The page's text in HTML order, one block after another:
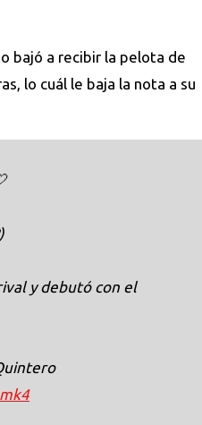
bajó a recibir la pelota de
lo cuál le baja la nota a su
y debutó con el